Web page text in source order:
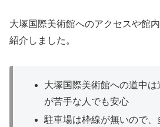
大塚国際美術館へのアクセスや館
紹介しました。
大塚国際美術館への道中
が苦手な人でも安心
駐車場は枠線が無いので、